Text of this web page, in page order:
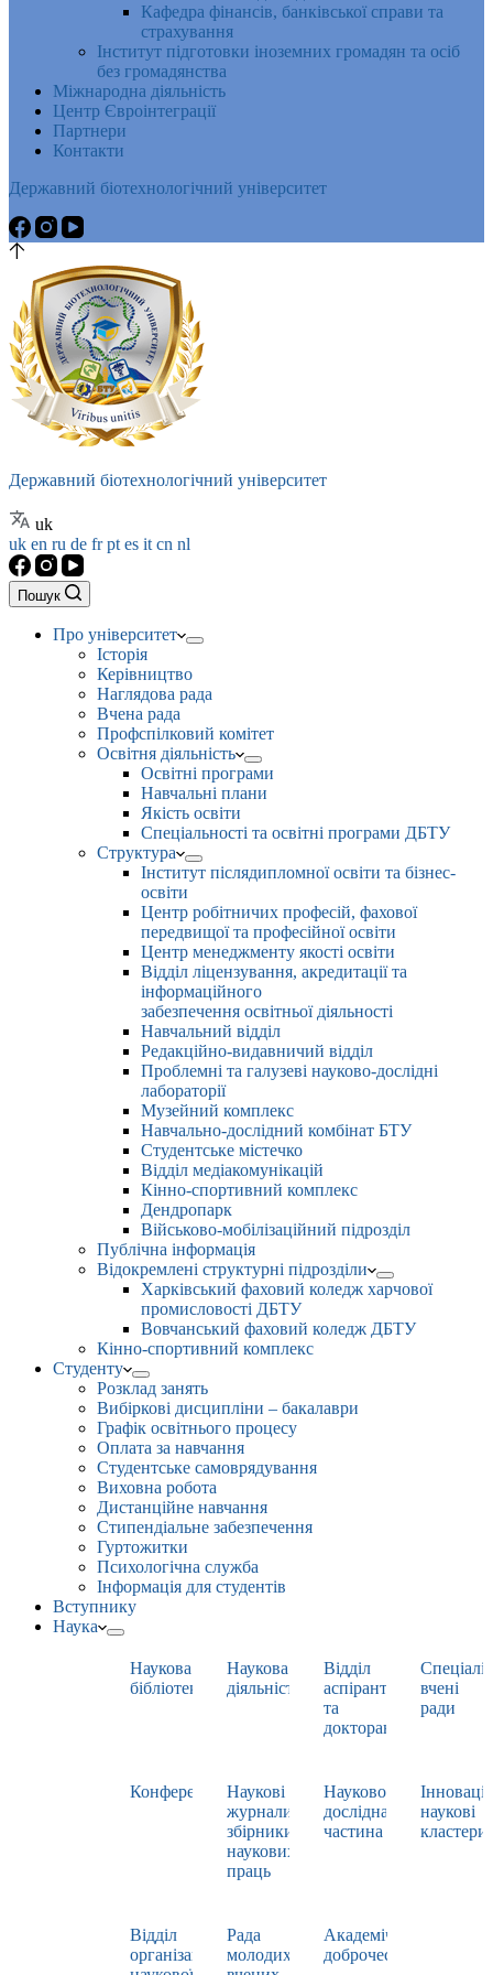
Кафедра фінансів, банківської справи та
страхування
Інститут підготовки іноземних громадян та осіб
без громадянства
Міжнародна діяльність
Центр Євроінтеграції
Партнери
Контакти
Державний біотехнологічний університет
Державний біотехнологічний університет
uk
uk en ru de frpt es it cn nl
Пошук
Про університет
Історія
Керівництво
Наглядова рада
Вчена рада
Профспілковий комітет
Освітня діяльність
Освітні програми
Навчальні плани
Якість освіти
Спеціальності та освітні програми ДБТУ
Структура
Інститут післядипломної освіти та бізнес-
освіти
Центр робітничих професій, фахової
передвищої та професійної освіти
Центр менеджменту якості освіти
Відділ ліцензування, акредитації та
інформаційного
забезпечення освітньої діяльності
Навчальний відділ
Редакційно-видавничий відділ
Проблемні та галузеві науково-дослідні
лабораторії
Музейний комплекс
Навчально-дослідний комбінат БТУ
Студентське містечко
Відділ медіакомунікацій
Кінно-спортивний комплекс
Дендропарк
Військово-мобілізаційний підрозділ
Публічна інформація
Відокремлені структурні підрозділи
Харківський фаховий коледж харчової
промисловості ДБТУ
Вовчанський фаховий коледж ДБТУ
Кінно-спортивний комплекс
Студенту
Розклад занять
Вибіркові дисципліни – бакалаври
Графік освітнього процесу
Оплата за навчання
Студентське самоврядування
Виховна робота
Дистанційне навчання
Стипендіальне забезпечення
Гуртожитки
Психологічна служба
Інформація для студентів
Вступнику
Наука
Наукова
бібліотека
Наукова
діяльність
Відділ
аспірантури
та
докторантури
вчені
ради
Конференції
Наукові
журнали,
збірники
наукових
праць
Науково-
дослідна
частина
наукові
кластери
Відділ
організації
Рада
молодих
Академічна
доброчесність